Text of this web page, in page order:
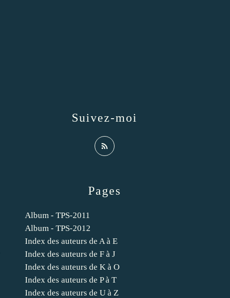
Pages
Album - TPS-2011
Album - TPS-2012
Index des auteurs de A à E
Index des auteurs de F à J
Index des auteurs de K à O
Index des auteurs de P à T
Index des auteurs de U à Z
Suivez-moi